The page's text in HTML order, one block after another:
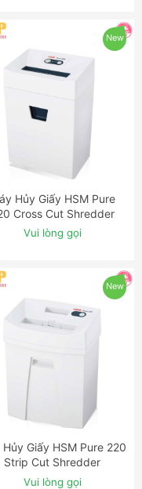
New
ĐẶT NGAY
Hủy Giấy HSM Pure
Cross Cut Shredder
Vui lòng gọi
New
ĐẶT NGAY
Hủy Giấy HSM Pure 220
Strip Cut Shredder
Vui lòng gọi